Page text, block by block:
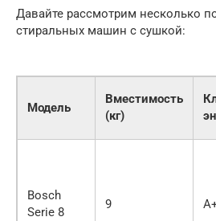
Давайте рассмотрим несколько
стиральных машин с сушкой:
Модель
Вместимость
(кг)
Bosch
Serie 8
9